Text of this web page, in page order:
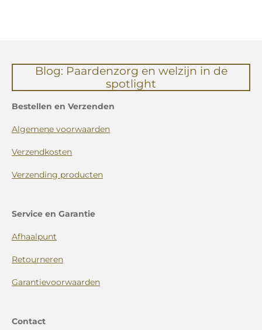
Blog: Paardenzorg en welzijn in de
spotlight
Bestellen en Verzenden
Algemene voorwaarden
Verzendkosten
Verzending producten
Service en Garantie
Afhaalpunt
Retourneren
Garantievoorwaarden
Contact